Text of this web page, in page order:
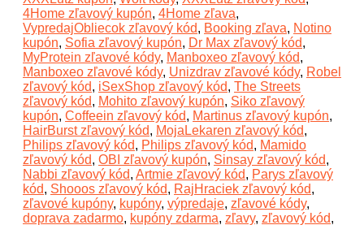
4Home zľavový kupón, 4Home zľava,
VypredajObliecok zľavový kód, Booking zľava, Notino
kupón, Sofia zľavový kupón, Dr Max zľavový kód,
MyProtein zľavové kódy, Manboxeo zľavový kód,
Manboxeo zľavové kódy, Unizdrav zľavové kódy, Robel
zľavový kód, iSexShop zľavový kód, The Streets
zľavový kód, Mohito zľavový kupón, Siko zľavový
kupón, Coffeein zľavový kód, Martinus zľavový kupón,
HairBurst zľavový kód, MojaLekaren zľavový kód,
Philips zľavový kód, Philips zľavový kód, Mamido
zľavový kód, OBI zľavový kupón, Sinsay zľavový kód,
Nabbi zľavový kód, Artmie zľavový kód, Parys zľavový
kód, Shooos zľavový kód, RajHraciek zľavový kód,
zľavové kupóny, kupóny, výpredaje, zľavové kódy,
doprava zadarmo, kupóny zdarma, zľavy, zľavový kód,